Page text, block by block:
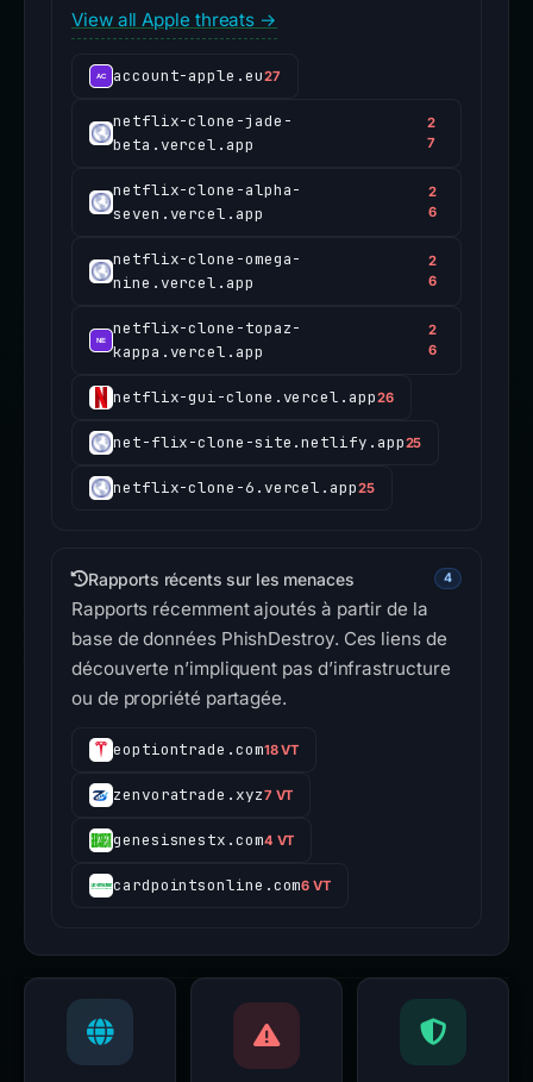
View all Apple threats →
account-apple.eu27
netflix-clone-jade-
beta.vercel.app
2
7
netflix-clone-alpha-
seven.vercel.app
2
6
netflix-clone-omega-
nine.vercel.app
2
6
netflix-clone-topaz-
kappa.vercel.app
2
6
netflix-gui-clone.vercel.app26
net-flix-clone-site.netlify.app25
netflix-clone-6.vercel.app25
Rapports récents sur les menaces 4
Rapports récemment ajoutés à partir de la
base de données PhishDestroy. Ces liens de
découverte n’impliquent pas d’infrastructure
ou de propriété partagée.
eoptiontrade.com18 VT
zenvoratrade.xyz7 VT
genesisnestx.com4 VT
cardpointsonline.com6 VT